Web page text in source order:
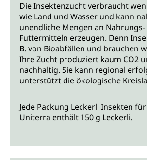
Die Insektenzucht verbraucht
wie Land und Wasser und kann
unendliche Mengen an Nahrungs-
Futtermitteln erzeugen. Denn
B. von Bioabfällen und brauchen
Ihre Zucht produziert kaum CO2
nachhaltig. Sie kann regional
unterstützt die ökologische
Jede Packung Leckerli Insekten
Uniterra enthält 150 g Leckerli.